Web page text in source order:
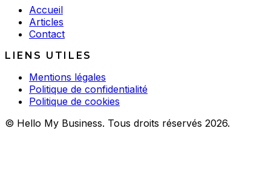
Accueil
Articles
Contact
LIENS UTILES
Mentions légales
Politique de confidentialité
Politique de cookies
© Hello My Business. Tous droits réservés 2026.